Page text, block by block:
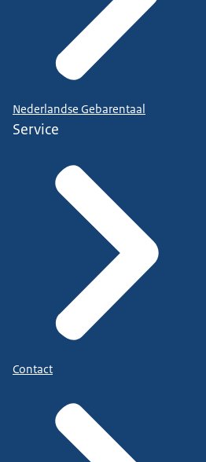
Nederlandse Gebarentaal
Service
Contact